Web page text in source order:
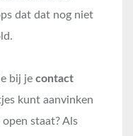
dat dat nog niet
bij je contact
kunt aanvinken
staat? Als